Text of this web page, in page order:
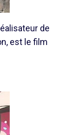
de
est le film